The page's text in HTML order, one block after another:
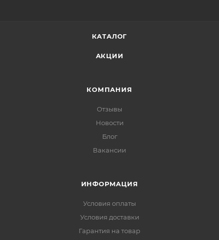
КАТАЛОГ
АКЦИИ
КОМПАНИЯ
Отзывы
Новости
Блог
Вакансии
ИНФОРМАЦИЯ
Условия оплаты
Условия доставки
Гарантия на товар